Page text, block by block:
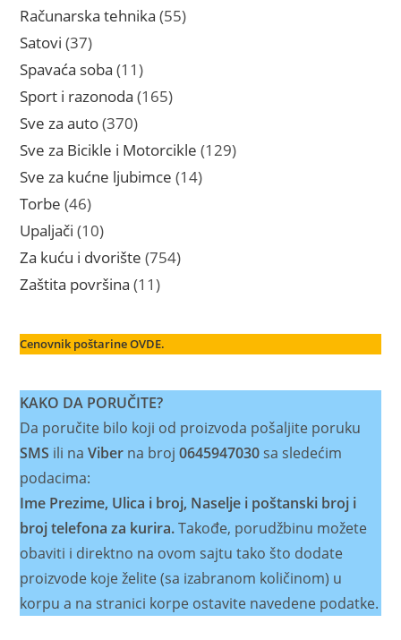
proizvoda
Računarska tehnika 5555
Satovi 3737
proizvoda
Spavaća soba 1111
proizvoda
Sport i razonoda 165165
Sve za auto 370370
proizvoda
Sve za Bicikle i Motorcikle 129129
Sve za kućne ljubimce 1414
Torbe 4646
proizvoda
Upaljači 1010
proizvoda
Za kuću i dvorište 754754
Zaštita površina 1111
Cenovnik poštarine OVDE.
KAKO DA PORUČITE?
Da poručite bilo koji od proizvoda pošaljite poruku
SMS ili naViber na broj0645947030sa sledećim
podacima:
Ime Prezime, Ulica i broj, Naselje i poštanski broj i
broj telefona za kurira.Takođe, porudžbinu možete
obaviti i direktno na ovom sajtu tako što dodate
proizvode koje želite (sa izabranom količinom) u
korpu a na stranici korpe ostavite navedene podatke.